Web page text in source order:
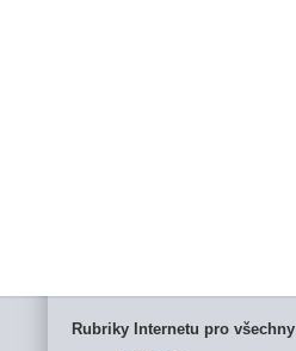
Rubriky Internetu pro všechny